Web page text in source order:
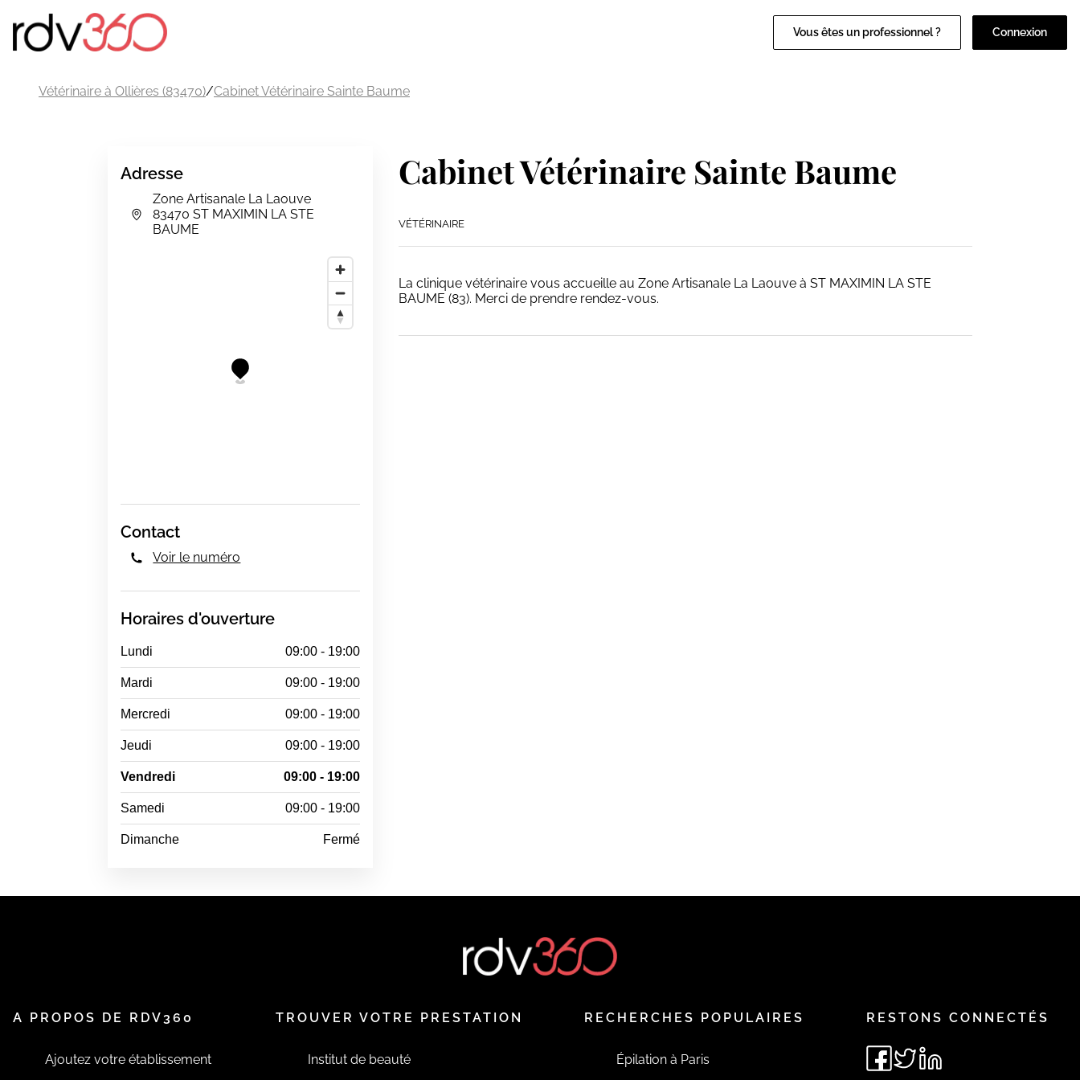
Vous êtes un professionnel ? Connexion
Vétérinaire à Ollières (83470)/Cabinet Vétérinaire Sainte Baume
Adresse
Zone Artisanale La Laouve
83470 ST MAXIMIN LA STE
BAUME
Contact
Voir le numéro
Horaires d'ouverture
Lundi 09:00 - 19:00
Mardi 09:00 - 19:00
Mercredi 09:00 - 19:00
Jeudi 09:00 - 19:00
Vendredi 09:00 - 19:00
Samedi 09:00 - 19:00
Dimanche Fermé
Cabinet Vétérinaire Sainte Baume
VÉTÉRINAIRE
La clinique vétérinaire vous accueille au Zone Artisanale La Laouve à ST MAXIMIN LA STE
BAUME (83). Merci de prendre rendez-vous.
A PROPOS DE RDV360
Ajoutez votre établissement
TROUVER VOTRE PRESTATION
Institut de beauté
RECHERCHES POPULAIRES
Épilation à Paris
RESTONS CONNECTÉS